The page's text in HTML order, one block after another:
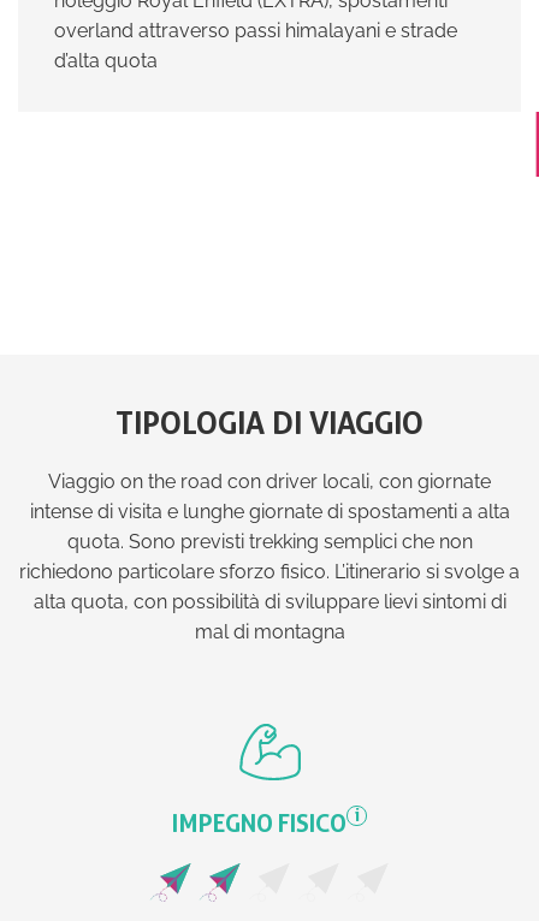
overland attraverso passi himalayani e strade
d’alta quota
TIPOLOGIA DI VIAGGIO
Viaggio on the road con driver locali, con giornate
intense di visita e lunghe giornate di spostamenti a alta
quota. Sono previsti trekking semplici che non
richiedono particolare sforzo fisico. L’itinerario si svolge a
alta quota, con possibilità di sviluppare lievi sintomi di
mal di montagna
IMPEGNO FISICO i